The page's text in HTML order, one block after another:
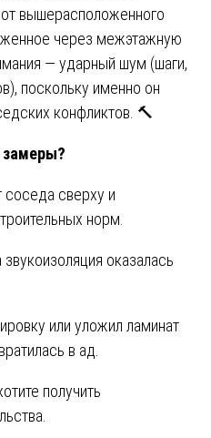
вышерасположенного
через межэтажную
— ударный шум (шаги,
поскольку именно он
конфликтов. 🔨
замеры?
сверху и
норм.
оказалась
или уложил ламинат
в ад.
получить